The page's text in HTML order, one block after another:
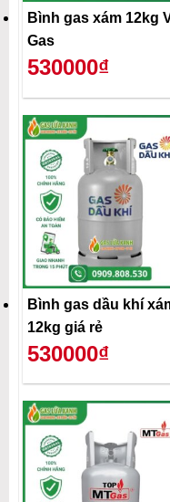
Bình gas xám 12kg
Gas
530000₫
Bình gas dầu khí
12kg giá rẻ
530000₫